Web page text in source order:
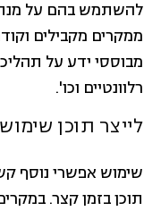
להשתמש בהם על
ממקרים מקבילים
מבוססי ידע על
רלוונטיים וכו'.
לייצר תוכן
שימוש אפשרי נוסף
תוכן בזמן קצר.